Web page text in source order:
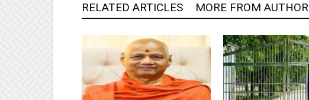
RELATED ARTICLES MORE FROM AUTHOR